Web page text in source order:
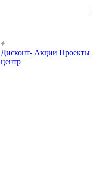
Дисконт-
центр
Акции Проекты